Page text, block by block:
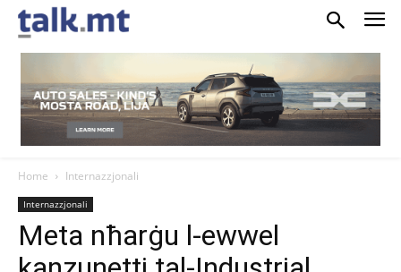
Home Internazzjonali
Internazzjonali
Meta nħarġu l-ewwel